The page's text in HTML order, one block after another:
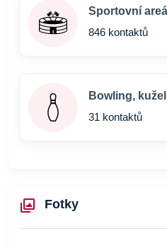
Sportovní
846 kontaktů
Bowling,
31 kontaktů
Fotky